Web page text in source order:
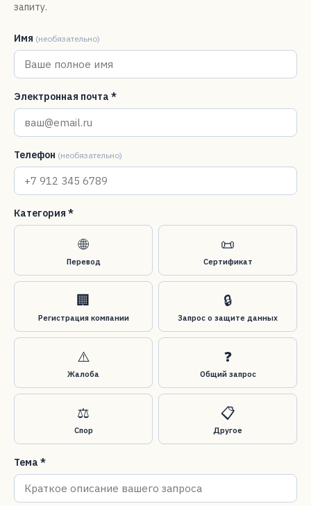
запиту.
Имя (необязательно)
Электронная почта *
Телефон (необязательно)
Категория *
🌐
Перевод
📜
Сертификат
🏢
Регистрация компании
🔒
Запрос о защите данных
⚠️
Жалоба
❓
Общий запрос
⚖️
Спор
📋
Другое
Тема *